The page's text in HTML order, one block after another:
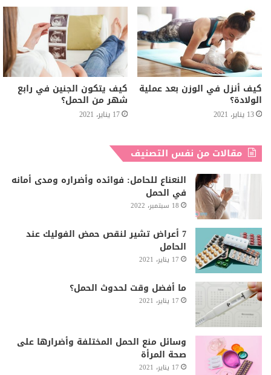
كيف أنزل في الوزن بعد عملية
الولادة؟
13 يناير، 2021
كيف يتكون الجنين في رابع
شهر من الحمل؟
17 يناير، 2021
مقالات من نفس التصنيف
النعناع للحامل: فوائده وأضراره ومدى أمانه
في الحمل
18 سبتمبر، 2022
7 أعراض تشير لنقص حمض الفوليك عند
الحامل
17 يناير، 2021
ما أفضل وقت لحدوث الحمل؟
17 يناير، 2021
وسائل منع الحمل المختلفة وأضرارها على
صحة المرأة
17 يناير، 2021